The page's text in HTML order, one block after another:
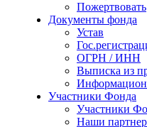
Пожертвовать
Документы фонда
Устав
ОГРН / ИНН
Выписка из
Участники Фонда
Участники
Наши